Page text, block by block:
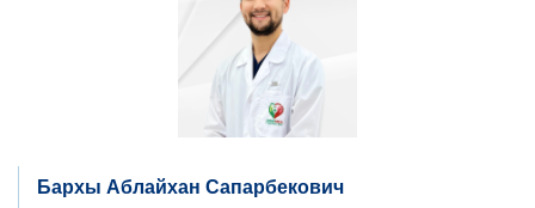
Бархы Аблайхан Сапарбекович